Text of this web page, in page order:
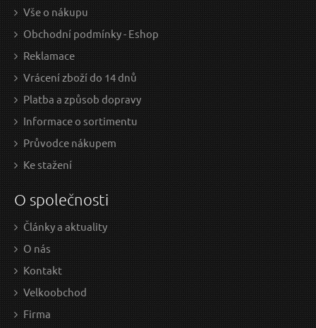
Vše o nákupu
Obchodní podmínky - Eshop
Reklamace
Vrácení zboží do 14 dnů
Platba a způsob dopravy
Informace o sortimentu
Průvodce nákupem
Ke stažení
O společnosti
Články a aktuality
O nás
Kontakt
Velkoobchod
Firma